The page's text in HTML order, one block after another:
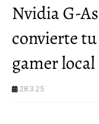
Nvidia G-
convierte
gamer local
28.3.25